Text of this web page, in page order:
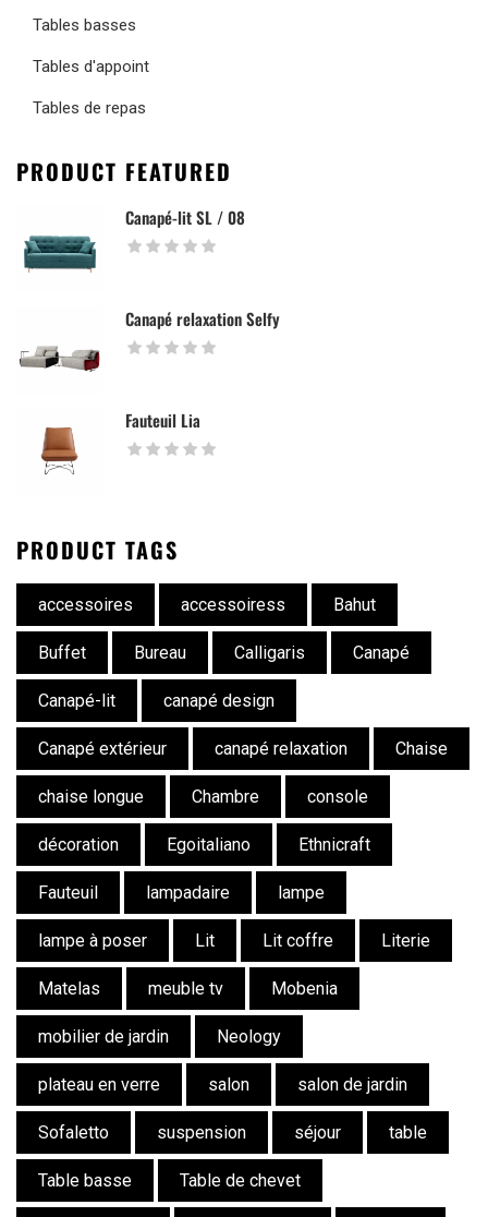
Tables basses
Tables d'appoint
Tables de repas
PRODUCT FEATURED
Canapé-lit SL / 08
Canapé relaxation Selfy
Fauteuil Lia
PRODUCT TAGS
accessoires accessoiress Bahut
Buffet Bureau Calligaris Canapé
Canapé-lit canapé design
Canapé extérieur canapé relaxation Chaise
chaise longue Chambre console
décoration Egoitaliano Ethnicraft
Fauteuil lampadaire lampe
lampe à poser Lit Lit coffre Literie
Matelas meuble tv Mobenia
mobilier de jardin Neology
plateau en verre salon salon de jardin
Sofaletto suspension séjour table
Table basse Table de chevet